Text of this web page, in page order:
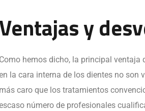
y
Como hemos dicho, la principal
la cara interna de los dientes no son
más caro que los tratamientos
número de profesionales